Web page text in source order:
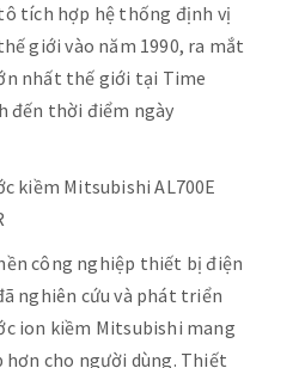
tích hợp hệ thống định vị
giới vào năm 1990, ra mắt
nhất thế giới tại Time
đến thời điểm ngày
kiềm Mitsubishi AL700E
công nghiệp thiết bị điện
nghiên cứu và phát triển
ion kiềm Mitsubishi mang
cho người dùng. Thiết